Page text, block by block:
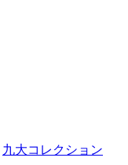
九大コレクション